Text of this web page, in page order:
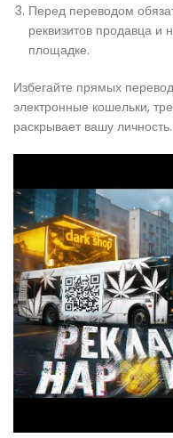
Перед переводом
реквизитов продавца
площадке.
Избегайте прямых
электронные кошельки,
раскрывает вашу личность.